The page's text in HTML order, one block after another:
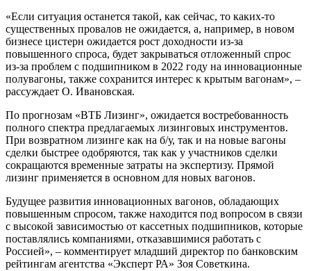
«Если ситуация останется такой, как сейчас, то каких-то
существенных провалов не ожидается, а, например, в новом
бизнесе цистерн ожидается рост доходности из-за
повышенного спроса, будет закрываться отложенный спрос
из-за проблем с подшипником в 2022 году на инновационные
полувагоны, также сохранится интерес к крытым вагонам», –
рассуждает О. Ивановская.
По прогнозам «ВТБ Лизинг», ожидается востребованность
полного спектра предлагаемых лизинговых инструментов.
При возвратном лизинге как на б/у, так и на новые вагоны
сделки быстрее одобряются, так как у участников сделки
сокращаются временные затраты на экспертизу. Прямой
лизинг применяется в основном для новых вагонов.
Будущее развития инновационных вагонов, обладающих
повышенным спросом, также находится под вопросом в связи
с высокой зависимостью от кассетных подшипников, которые
поставлялись компаниями, отказавшимися работать с
Россией», – комментирует младший директор по банковским
рейтингам агентства «Эксперт РА» Зоя Советкина.